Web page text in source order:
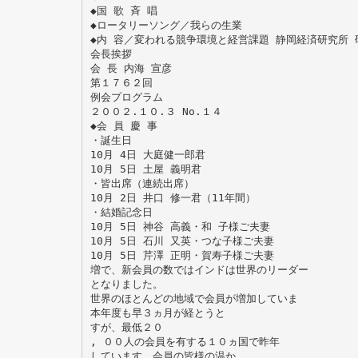
◆国 歌 斉 唱
◆ロータリーソング／我らの生業
◆内 容／変われる競争環境と経営課題 静岡経済研究所
会長挨拶
会 長 内海 宣彦
第１７６２回
例会プログラム
２００２.１０.３ No.１４
◆会 員 慶 事
・誕生日
10月 4日 大庭健一郎君
10月 5日 土屋 義明君
・皆出席（連続出席）
10月 2日 井口 修一君（11年間）
・結婚記念日
10月 5日 神谷 高義・和 子様ご夫妻
10月 5日 石川 又英・つな子様ご夫妻
10月 5日 芹澤 正明・賀寿子様ご夫妻
増で、新会員の数ではインドは世界のリーダー
となりました。
世界のほとんどの地域で会員が増加していま
本年度も早３ヵ月が経とうと
すが、最低２０
, ００人の会員を有する１０ヵ国で昨年
しています。会員の皆様の温か